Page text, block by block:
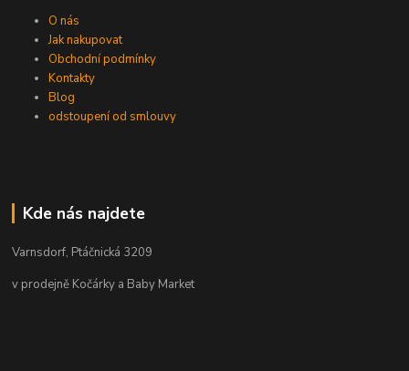
O nás
Jak nakupovat
Obchodní podmínky
Kontakty
Blog
odstoupení od smlouvy
Kde nás najdete
Varnsdorf, Ptáčnická 3209
v prodejně Kočárky a Baby Market